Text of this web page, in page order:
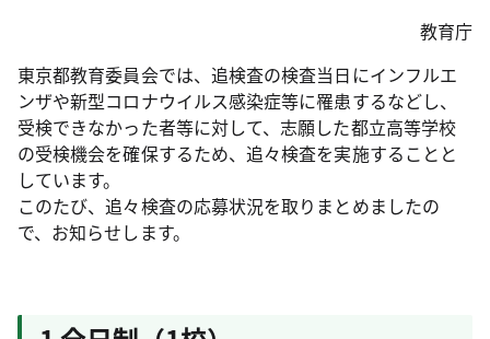
教育庁
東京都教育委員会では、追検査の検査当日にインフルエ
ンザや新型コロナウイルス感染症等に罹患するなどし、
受検できなかった者等に対して、志願した都立高等学校
の受検機会を確保するため、追々検査を実施することと
しています。
このたび、追々検査の応募状況を取りまとめましたの
で、お知らせします。